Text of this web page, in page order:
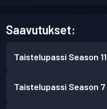
Saavutukset:
Taistelupassi Season 11
Taistelupassi Season 7